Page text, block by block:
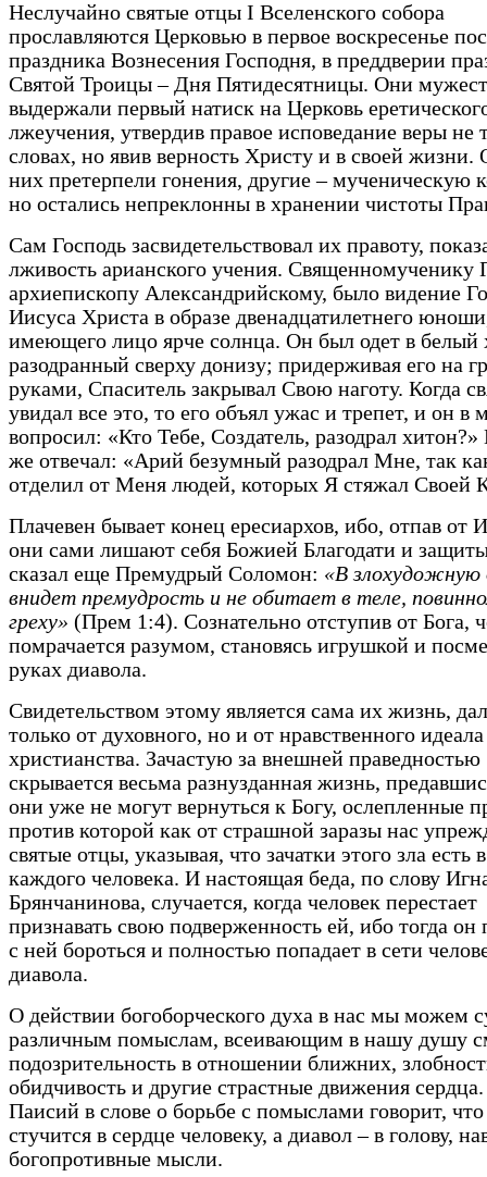
Неслучайно святые отцы I Вселенского собора
прославляются Церковью в первое воскресенье
праздника Вознесения Господня, в преддверии
Святой Троицы – Дня Пятидесятницы. Они
выдержали первый натиск на Церковь
лжеучения, утвердив правое исповедание веры не
словах, но явив верность Христу и в своей жизни.
них претерпели гонения, другие – мученическую
но остались непреклонны в хранении чистоты
Сам Господь засвидетельствовал их правоту,
лживость арианского учения. Священномученику
архиепископу Александрийскому, было видение
Иисуса Христа в образе двенадцатилетнего
имеющего лицо ярче солнца. Он был одет в белый
разодранный сверху донизу; придерживая его на
руками, Спаситель закрывал Свою наготу. Когда
увидал все это, то его объял ужас и трепет, и он в
вопросил: «Кто Тебе, Создатель, разодрал хитон?»
же отвечал: «Арий безумный разодрал Мне, так
отделил от Меня людей, которых Я стяжал Своей
Плачевен бывает конец ересиархов, ибо, отпав от
они сами лишают себя Божией Благодати и
сказал еще Премудрый Соломон: «В злохудожную
внидет премудрость и не обитает в теле,
греху» (Прем 1:4). Сознательно отступив от Бога,
помрачается разумом, становясь игрушкой и
руках диавола.
Свидетельством этому является сама их жизнь,
только от духовного, но и от нравственного идеала
христианства. Зачастую за внешней праведностью
скрывается весьма разнузданная жизнь,
они уже не могут вернуться к Богу, ослепленные
против которой как от страшной заразы нас
святые отцы, указывая, что зачатки этого зла есть
каждого человека. И настоящая беда, по слову
Брянчанинова, случается, когда человек перестает
признавать свою подверженность ей, ибо тогда он
с ней бороться и полностью попадает в сети
диавола.
О действии богоборческого духа в нас мы можем
различным помыслам, всеивающим в нашу душу
подозрительность в отношении ближних,
обидчивость и другие страстные движения
Паисий в слове о борьбе с помыслами говорит,
стучится в сердце человеку, а диавол – в голову,
богопротивные мысли.